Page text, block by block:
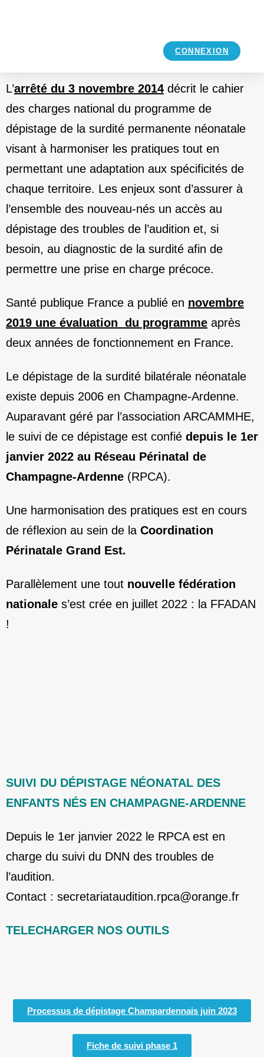
CONNEXION
L’arrêté du 3 novembre 2014 décrit le cahier
des charges national du programme de
dépistage de la surdité permanente néonatale
visant à harmoniser les pratiques tout en
permettant une adaptation aux spécificités de
chaque territoire. Les enjeux sont d’assurer à
l’ensemble des nouveau-nés un accès au
dépistage des troubles de l’audition et, si
besoin, au diagnostic de la surdité afin de
permettre une prise en charge précoce.
Santé publique France a publié en novembre
2019 une évaluation du programme après
deux années de fonctionnement en France.
Le dépistage de la surdité bilatérale néonatale
existe depuis 2006 en Champagne-Ardenne.
Auparavant géré par l’association ARCAMMHE,
le suivi de ce dépistage est confié depuis le 1er
janvier 2022 au Réseau Périnatal de
Champagne-Ardenne (RPCA).
Une harmonisation des pratiques est en cours
de réflexion au sein de la Coordination
Périnatale Grand Est.
Parallèlement une tout nouvelle fédération
nationale s’est crée en juillet 2022 : la FFADAN
!
SUIVI DU DÉPISTAGE NÉONATAL DES
ENFANTS NÉS EN CHAMPAGNE-ARDENNE
Depuis le 1er janvier 2022 le RPCA est en
charge du suivi du DNN des troubles de
l’audition.
Contact : secretariataudition.rpca@orange.fr
TELECHARGER NOS OUTILS
Processus de dépistage Champardennais juin 2023
Fiche de suivi phase 1